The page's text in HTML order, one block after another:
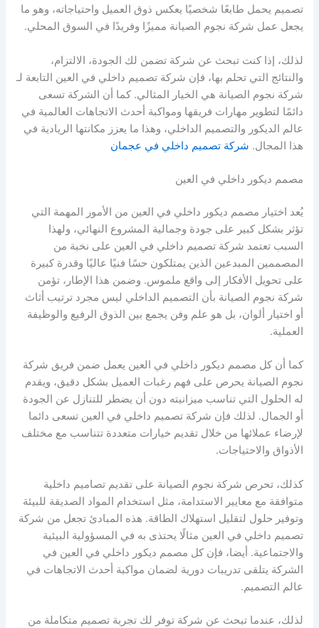
تصميم يحمل طابعًا شخصيًا يعكس ذوق العميل واحتياجاته، وهو ما
يجعل عمل شركة نجوم الصيانة مميزًا وفريدًا في السوق المحلي.
لذلك، إذا كنت تبحث عن شركة تضمن لك الجودة، الالتزام،
والنتائج التي تحلم بها، فإن شركة تصميم داخلي في العين التابعة لـ
شركة نجوم الصيانة هي الخيار المثالي. كما أن الشركة تسعى
دائمًا لتطوير مهارات فريقها ومواكبة أحدث الاتجاهات العالمية في
عالم الديكور والتصميم الداخلي، وهذا ما يعزز مكانتها الريادية في
هذا المجال. شركة تصميم داخلي في عجمان
مصمم ديكور داخلي في العين
يُعد اختيار مصمم ديكور داخلي في العين من الأمور المهمة التي
تؤثر بشكل كبير على جودة وجمالية المشروع النهائي، ولهذا
السبب تعتمد شركة تصميم داخلي في العين على نخبة من
المصممين المبدعين الذين يمتلكون حسًا فنيًا عاليًا وقدرة كبيرة
على تحويل الأفكار إلى واقع ملموس. وضمن هذا الإطار، تؤمن
شركة نجوم الصيانة بأن التصميم الداخلي ليس مجرد ترتيب أثاث
أو اختيار ألوان، بل هو علم وفن يجمع بين الذوق الرفيع والوظيفة
العملية.
كما أن كل مصمم ديكور داخلي في العين يعمل ضمن فريق شركة
نجوم الصيانة يحرص على فهم رغبات العميل بشكل دقيق، ويقدم
له الحلول التي تناسب ميزانيته دون أن يضطر للتنازل عن الجودة
أو الجمال. لذلك فإن شركة تصميم داخلي في العين تسعى دائما
لإرضاء عملائها من خلال تقديم خيارات متعددة تتناسب مع مختلف
الأذواق والاحتياجات.
كذلك، تحرص شركة نجوم الصيانة على تقديم تصاميم داخلية
متوافقة مع معايير الاستدامة، مثل استخدام المواد الصديقة للبيئة
وتوفير حلول لتقليل استهلاك الطاقة. هذه المبادئ تجعل من شركة
تصميم داخلي في العين مثالًا يحتذى به في المسؤولية البيئية
والاجتماعية. أيضا، فإن كل مصمم ديكور داخلي في العين في
الشركة يتلقى تدريبات دورية لضمان مواكبة أحدث الاتجاهات في
عالم التصميم.
لذلك، عندما تبحث عن شركة توفر لك تجربة تصميم متكاملة من